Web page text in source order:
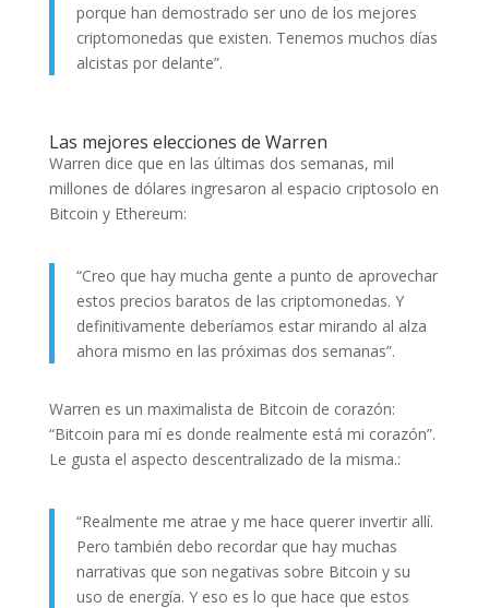
porque han demostrado ser uno de los mejores
criptomonedas que existen. Tenemos muchos días
alcistas por delante”.
Las mejores elecciones de Warren
Warren dice que en las últimas dos semanas, mil
millones de dólares ingresaron al espacio criptosolo en
Bitcoin y Ethereum:
“Creo que hay mucha gente a punto de aprovechar
estos precios baratos de las criptomonedas. Y
definitivamente deberíamos estar mirando al alza
ahora mismo en las próximas dos semanas”.
Warren es un maximalista de Bitcoin de corazón:
“Bitcoin para mí es donde realmente está mi corazón”.
Le gusta el aspecto descentralizado de la misma.:
“Realmente me atrae y me hace querer invertir allí.
Pero también debo recordar que hay muchas
narrativas que son negativas sobre Bitcoin y su
uso de energía. Y eso es lo que hace que estos